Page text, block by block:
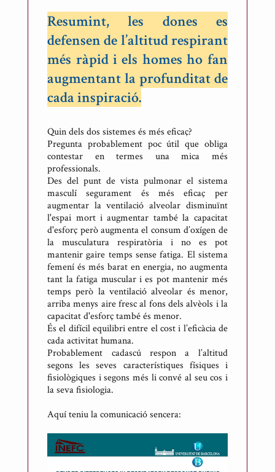
Resumint, les dones es
defensen de l’altitud respirant
més ràpid i els homes ho fan
augmentant la profunditat de
cada inspiració.
Quin dels dos sistemes és més eficaç?
Pregunta probablement poc útil que obliga
contestar en termes una mica més
professionals.
Des del punt de vista pulmonar el sistema
masculí segurament és més eficaç per
augmentar la ventilació alveolar disminuïnt
l'espai mort i augmentar també la capacitat
d'esforç però augmenta el consum d’oxígen de
la musculatura respiratòria i no es pot
mantenir gaire temps sense fatiga. El sistema
femení és més barat en energia, no augmenta
tant la fatiga muscular i es pot mantenir més
temps però la ventilació alveolar és menor,
arriba menys aire fresc al fons dels alvèols i la
capacitat d'esforç també és menor.
És el difícil equilibri entre el cost i l’eficàcia de
cada activitat humana.
Probablement cadascú respon a l’altitud
segons les seves característiques físiques i
fisiològiques i segons més li convé al seu cos i
la seva fisiologia.
Aquí teniu la comunicació sencera: